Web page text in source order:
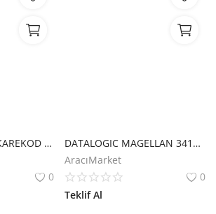
TIWOX VS-140 2D KAREKOD KABLOLU USB MASAÜSTÜ BARKOD OKUYUCU
0
DATALOGIC MAGELLAN 3410VSI 2D KAREKOD KABLOLU USB MASAÜSTÜ BARKOD OKUYUCU
AracıMarket
0
Teklif Al